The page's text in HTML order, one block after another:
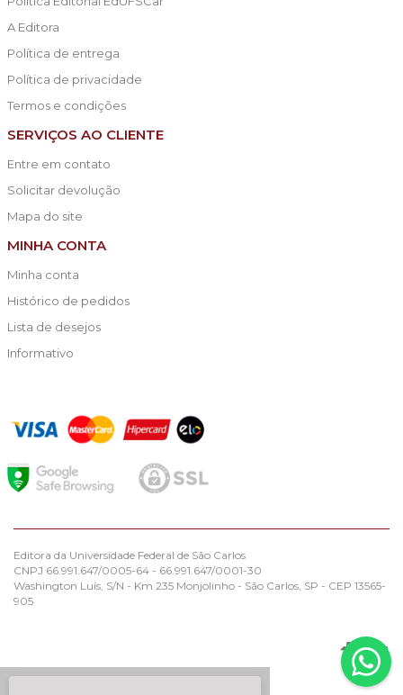
A Editora
Política de entrega
Política de privacidade
Termos e condições
SERVIÇOS AO CLIENTE
Entre em contato
Solicitar devolução
Mapa do site
MINHA CONTA
Minha conta
Histórico de pedidos
Lista de desejos
Informativo
Editora da Universidade Federal de São Carlos
CNPJ 66.991.647/0005-64 - 66.991.647/0001-30
Washington Luís, S/N - Km 235 Monjolinho - São Carlos, SP - CEP 13565-
905